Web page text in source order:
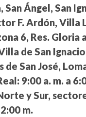
San Ángel, San
F. Ardón, Villa
6, Res. Gloria
de San
de San José,
9:00 a. m. a
y Sur,
m.